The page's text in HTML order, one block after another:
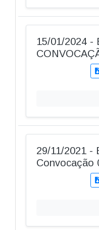
15/01/2024 -
29/11/2021 -
Convocação